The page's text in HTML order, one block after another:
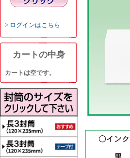
ログインはこちら
カートの中身
カートは空です。